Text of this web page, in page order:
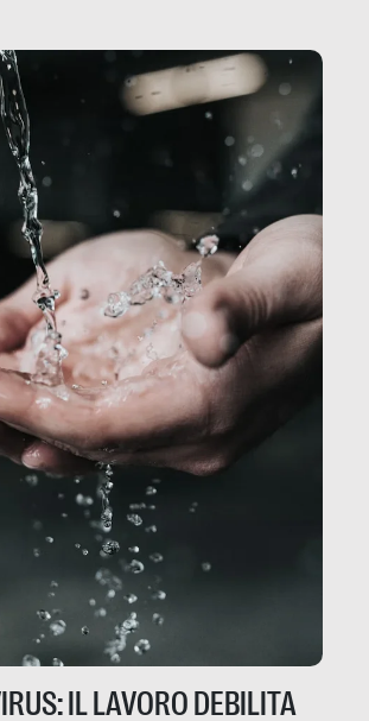
IL LAVORO DEBILITA